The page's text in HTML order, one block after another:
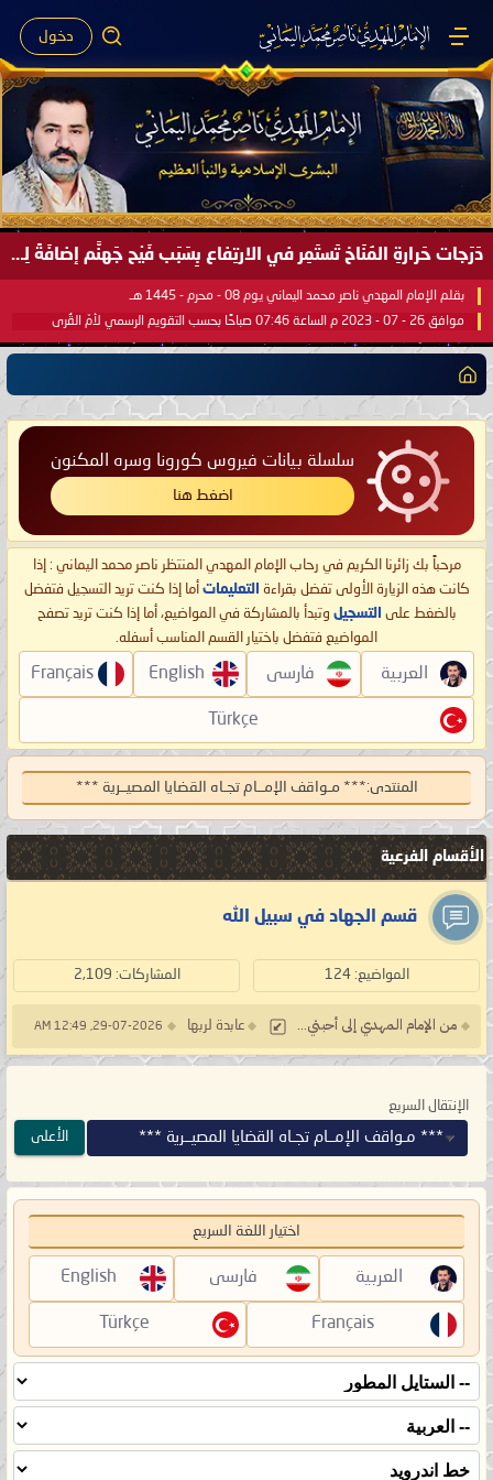
دخول
دَرَجات حَرارةِ المُنَاخ تَستَمِر في الارتِفاع بِسَبَب فَيْح جَهنَّم إضافَةً لِحرارةِ الشَّمس في مُحكَم القُرآن العَظيم ..
بقلم الإمام المهدي ناصر محمد اليماني يوم 08 - محرم - 1445 هـ
موافق 26 - 07 - 2023 م الساعة 07:46 صباحًا بحسب التقويم الرسمي لأمّ القُرى
سلسلة بيانات فيروس كورونا وسره المكنون
اضغط هنا
مرحباً بك زائرنا الكريم في رحاب الإمام المهدي المنتظر ناصر محمد اليماني : إذا
كانت هذه الزيارة الأولى تفضل بقراءة التعليمات أما إذا كنت تريد التسجيل فتفضل
بالضغط على التسجيل وتبدأ بالمشاركة في المواضيع، أما إذا كنت تريد تصفح
المواضيع فتفضل باختيار القسم المناسب أسفله.
العربية فارسی English
Français
Türkçe
المنتدى:*** مـواقف الإمــام تجـاه القضايا المصيــرية ***
الأقسام الفرعية
قسم الجهاد في سبيل الله
المواضيع: 124 المشاركات: 2,109
من الإمام المهدي إلى أحبتي... عابدة لربها 29-07-2026, 12:49 AM
الإنتقال السريع
*** مـواقف الإمــام تجـاه القضايا المصيــرية *** الأعلى
اختيار اللغة السريع
العربية فارسی English
Français
Türkçe